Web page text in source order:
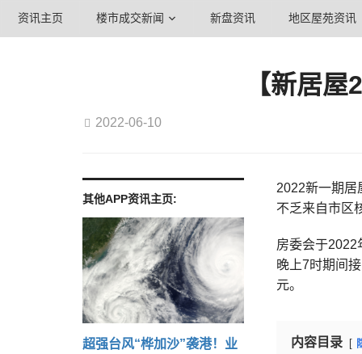
资讯主页 楼市成交新闻 新盘资讯 地区屋苑资讯
【新居
2022-06-10
其他APP资讯主页:
超强台风“桦加沙”袭港！业
2022新一期居
不乏来自市区
房委会于2022
晚上7时期间
元。
内容目录